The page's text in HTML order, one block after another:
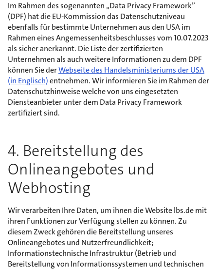
Im Rahmen des sogenannten „Data Privacy Framework”
(DPF) hat die EU-Kommission das Datenschutzniveau
ebenfalls für bestimmte Unternehmen aus den USA im
Rahmen eines Angemessenheitsbeschlusses vom 10.07.2023
als sicher anerkannt. Die Liste der zertifizierten
Unternehmen als auch weitere Informationen zu dem DPF
können Sie derWebseite des Handelsministeriums der USA
(in Englisch)entnehmen. Wir informieren Sie im Rahmen der
Datenschutzhinweise welche von uns eingesetzten
Diensteanbieter unter dem Data Privacy Framework
zertifiziert sind.
4. Bereitstellung des
Onlineangebotes und
Webhosting
Wir verarbeiten Ihre Daten, um ihnen die Website lbs.de mit
ihren Funktionen zur Verfügung stellen zu können. Zu
diesem Zweck gehören die Bereitstellung unseres
Onlineangebotes und Nutzerfreundlichkeit;
Informationstechnische Infrastruktur (Betrieb und
Bereitstellung von Informationssystemen und technischen